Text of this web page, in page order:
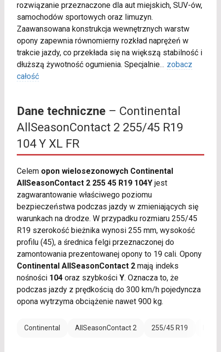
rozwiązanie przeznaczone dla aut miejskich, SUV-ów,
samochodów sportowych oraz limuzyn.
Zaawansowana konstrukcja wewnętrznych warstw
opony zapewnia równomierny rozkład naprężeń w
trakcie jazdy, co przekłada się na większą stabilność i
dłuższą żywotność ogumienia. Specjalnie... zobacz
całość
Dane techniczne– Continental
AllSeasonContact 2 255/45 R19
104 Y XL FR
Celem opon wielosezonowych Continental
AllSeasonContact 2 255 45 R19 104Yjest
zagwarantowanie właściwego poziomu
bezpieczeństwa podczas jazdy w zmieniających się
warunkach na drodze. W przypadku rozmiaru 255/45
R19 szerokość bieżnika wynosi 255 mm, wysokość
profilu (45), a średnica felgi przeznaczonej do
zamontowania prezentowanej opony to 19 cali. Opony
Continental AllSeasonContact 2mają indeks
nośności 104oraz szybkości Y. Oznacza to, że
podczas jazdy z prędkością do 300 km/h pojedyncza
opona wytrzyma obciążenie nawet 900 kg.
Continental AllSeasonContact 2 255/45 R19